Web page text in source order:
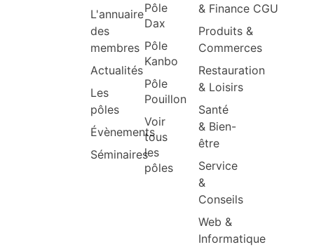
L'annuaire
des
membres
Actualités
Les
pôles
Évènements
Séminaires
Pôle
Dax
Pôle
Kanbo
Pôle
Pouillon
Voir
tous
les
pôles
& Finance
Produits &
Commerces
Restauration
& Loisirs
Santé
& Bien-
être
Service
&
Conseils
Web &
Informatique
CGU